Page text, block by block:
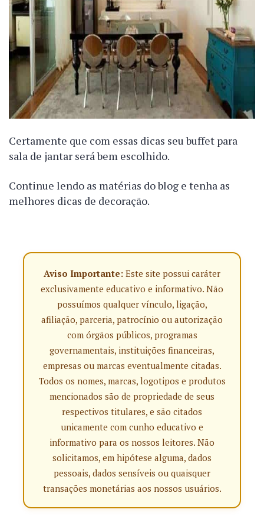
Certamente que com essas dicas seu buffet para
sala de jantar será bem escolhido.
Continue lendo as matérias do blog e tenha as
melhores dicas de decoração.
Aviso Importante: Este site possui caráter
exclusivamente educativo e informativo. Não
possuímos qualquer vínculo, ligação,
afiliação, parceria, patrocínio ou autorização
com órgãos públicos, programas
governamentais, instituições financeiras,
empresas ou marcas eventualmente citadas.
Todos os nomes, marcas, logotipos e produtos
mencionados são de propriedade de seus
respectivos titulares, e são citados
unicamente com cunho educativo e
informativo para os nossos leitores. Não
solicitamos, em hipótese alguma, dados
pessoais, dados sensíveis ou quaisquer
transações monetárias aos nossos usuários.